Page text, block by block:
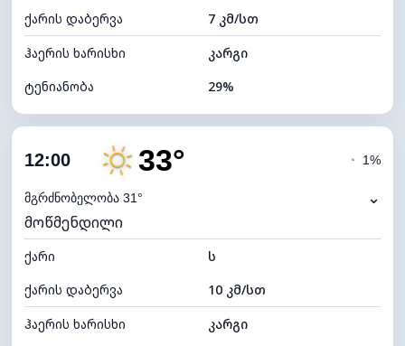
ღრუბლის სიმაღლე 5200 მ
ქარის დაბერვა
7 კმ/სთ
ჰაერის ხარისხი
კარგი
ტენიანობა
29%
ღრუბლიანობა
ნამის წერტილი
ხილვადობა
განათების ინდექსი 4 (მკრთალი)
ღრუბლის სიმაღლე 6400 მ
12:00 33°
მგრძნობელობა 31°
◔ 1%
⌄
მოწმენდილი
ქარი
ს
ქარის დაბერვა
10 კმ/სთ
ჰაერის ხარისხი
კარგი